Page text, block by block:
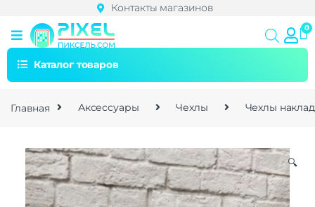
Контакты магазинов
Каталог товаров
Главная Аксессуары Чехлы Чехлы
🔍